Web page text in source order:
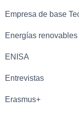
Empresa de base
Energías renovables
ENISA
Entrevistas
Erasmus+